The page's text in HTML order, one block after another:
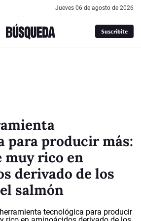
jueves 06 de agosto de 2026
Suscribite
para producir más:
rico en
derivado de los
salmón